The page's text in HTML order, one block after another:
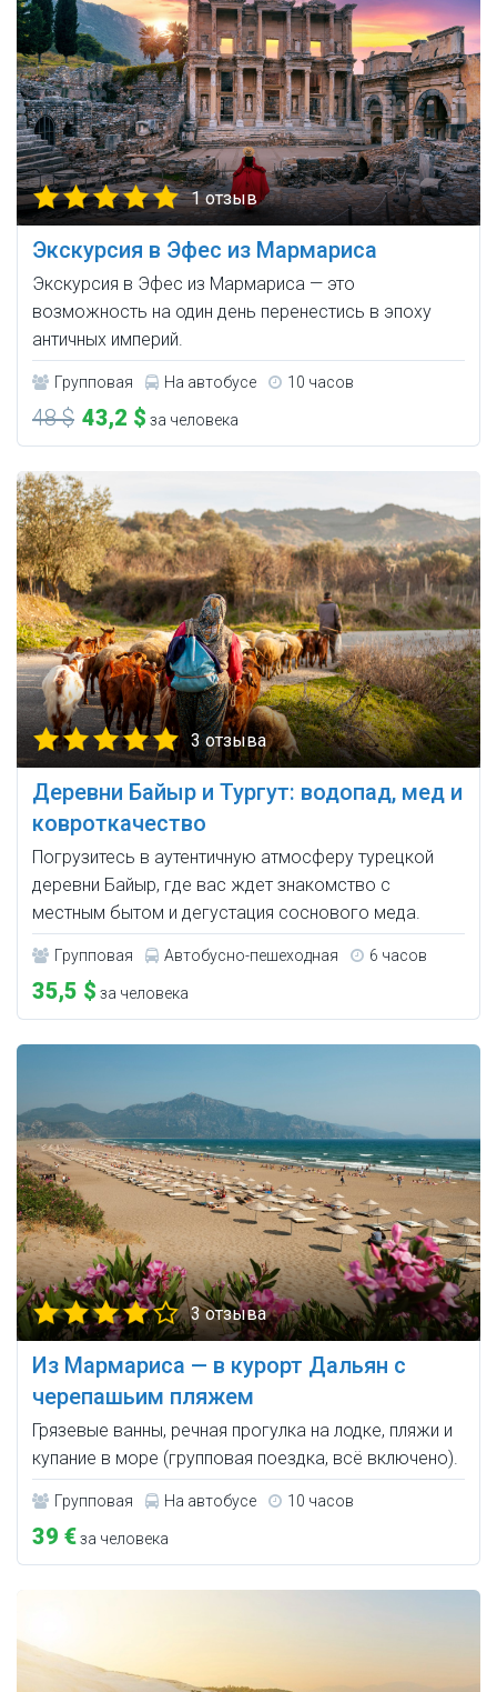
1 отзыв
Экскурсия в Эфес из Мармариса
Экскурсия в Эфес из Мармариса — это
возможность на один день перенестись в эпоху
античных империй.
Групповая На автобусе 10 часов
48 $ 43,2 $ за человека
3 отзыва
Деревни Байыр и Тургут: водопад, мед и
ковроткачество
Погрузитесь в аутентичную атмосферу турецкой
деревни Байыр, где вас ждет знакомство с
местным бытом и дегустация соснового меда.
Групповая Автобусно-пешеходная 6 часов
35,5 $ за человека
3 отзыва
Из Мармариса — в курорт Дальян с
черепашьим пляжем
Грязевые ванны, речная прогулка на лодке, пляжи и
купание в море (групповая поездка, всё включено).
Групповая На автобусе 10 часов
39 €за человека